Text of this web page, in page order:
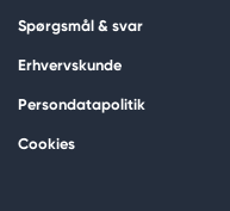
Spørgsmål & svar
Erhvervskunde
Persondatapolitik
Cookies